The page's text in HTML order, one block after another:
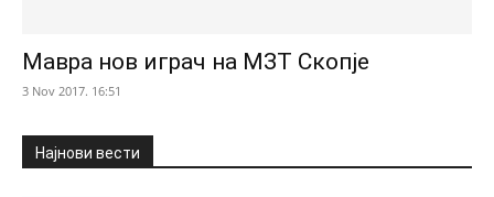
Мавра нов играч на МЗТ Скопје
3 Nov 2017. 16:51
Најнови вести